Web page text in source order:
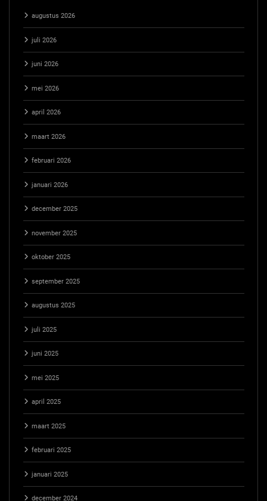
augustus 2026
juli 2026
juni 2026
mei 2026
april 2026
maart 2026
februari 2026
januari 2026
december 2025
november 2025
oktober 2025
september 2025
augustus 2025
juli 2025
juni 2025
mei 2025
april 2025
maart 2025
februari 2025
januari 2025
december 2024